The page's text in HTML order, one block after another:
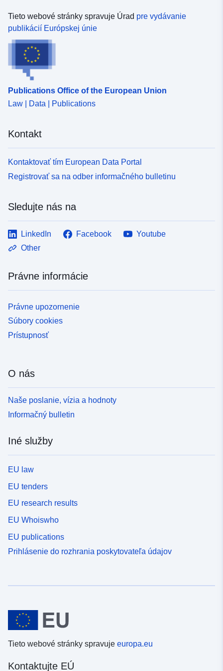
Tieto webové stránky spravuje Úrad pre vydávanie
publikácií Európskej únie
Publications Office of the European Union
Law | Data | Publications
Kontakt
Kontaktovať tím European Data Portal
Registrovať sa na odber informačného bulletinu
Sledujte nás na
LinkedIn Facebook
Youtube
Other
Právne informácie
Právne upozornenie
Súbory cookies
Prístupnosť
O nás
Naše poslanie, vízia a hodnoty
Informačný bulletin
Iné služby
EU law
EU tenders
EU research results
EU Whoiswho
EU publications
Prihlásenie do rozhrania poskytovateľa údajov
Tieto webové stránky spravuje europa.eu
Kontaktujte EÚ